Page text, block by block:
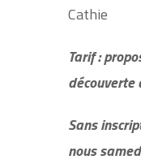
Cathie
Tarif :
découverte
Sans
nous